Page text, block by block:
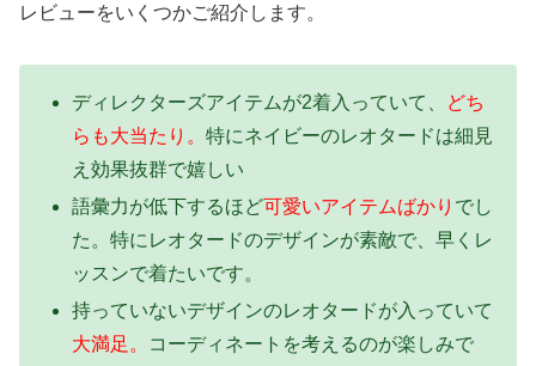
レビューをいくつかご紹介します。
ディレクターズアイテムが2着入っていて、
どち
らも大当たり。特にネイビーのレオタードは細見
え効果抜群で嬉しい
語彙力が低下するほど可愛いアイテムばかり でし
た。特にレオタードのデザインが素敵で、早くレ
ッスンで着たいです。
持っていないデザインのレオタードが入っていて
大満足。
コーディネートを考えるのが楽しみで